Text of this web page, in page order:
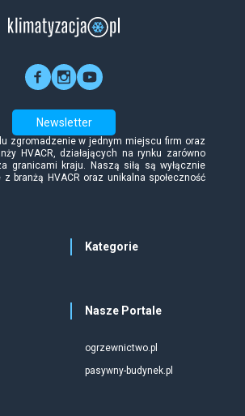
Newsletter
zgromadzenie w jednym miejscu firm oraz
HVACR, działających na rynku zarówno
granicami kraju. Naszą siłą są wyłącznie
branżą HVACR oraz unikalna społeczność
Kategorie
Nasze Portale
ogrzewnictwo.pl
pasywny-budynek.pl